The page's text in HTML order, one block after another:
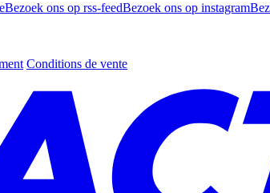
Bezoek ons op rss-feedBezoek ons op instagram
Conditions de vente